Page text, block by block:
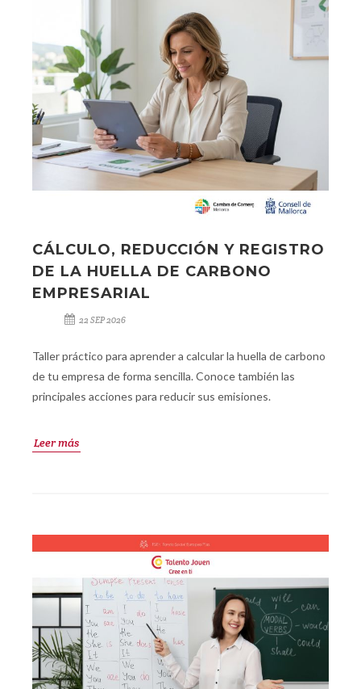
CÁLCULO, REDUCCIÓN Y REGISTRO
DE LA HUELLA DE CARBONO
EMPRESARIAL
22 SEP 2026
Taller práctico para aprender a calcular la huella de carbono
de tu empresa de forma sencilla. Conoce también las
principales acciones para reducir sus emisiones.
Leer más